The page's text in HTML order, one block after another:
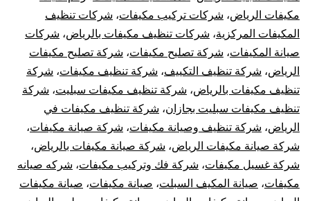
مكيفات الرياض، شركات تركيب مكيفات، شركات تنظيف
المكيفات المركزية، شركات تنظيف مكيفات بالرياض، شركات
صيانة المكيفات، شركة تصليح مكيفات، شركة تصليح مكيفات
الرياض، شركة تنظيف التكييف، شركة تنظيف مكيفات، شركة
تنظيف مكيفات بالرياض، شركة تنظيف مكيفات سبليت، شركة
تنظيف مكيفات سبليت بجازان، شركة تنظيف مكيفات في
الرياض، شركة تنظيف وصيانة مكيفات، شركة صيانة مكيفات،
شركة صيانة مكيفات الرياض، شركة صيانة مكيفات بالرياض،
شركة غسيل مكيفات، شركة فك وتركيب مكيفات، شركه صيانه
مكيفات، صيانة المكيف السبلت، صيانة مكيفات، صيانة مكيفات